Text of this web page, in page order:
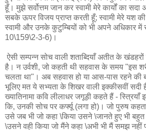
हूँ। मुझे सर्वोत्तम जान कर स्वामी मेरे कार्यों का
सबके ऊपर विजय प्राप्त करती हूँ; स्वामी मेरे यश
स्वामी और उनके कुटुम्बियों को भी अपने अधिकार
10\159\2-3-6)।
ऐसी सम्पन्न सोच वाली शताब्दियाँ अतीत के
है। न उर्वशी, जो कहती थी सहवास के समय "इस
चलता था"। अब सहवास हो या आस-पास रहने की
भूलिए मत ये सभ्यता के शिखर वाली इक्कीसवीं
ख्यातिनामा कवि लीलाधर जगूड़ी कहते हैं - स्त्रियाँ
कि, उनकी सोच पर कर्फ्यू (लगा हो)। जो पुरुष
उसे जब भी जो कहा \किया उसने \जानते हुए भी
\उसने वही किया जो मैंने कहा \अभी भी मैं समझ नहीं